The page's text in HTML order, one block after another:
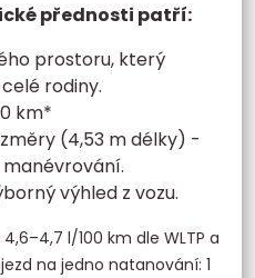
přednosti patří:
prostoru, který
rodiny.
km*
(4,53 m délky) -
výhled z vozu.
l/100 km dle WLTP a
na jedno natanování: 1